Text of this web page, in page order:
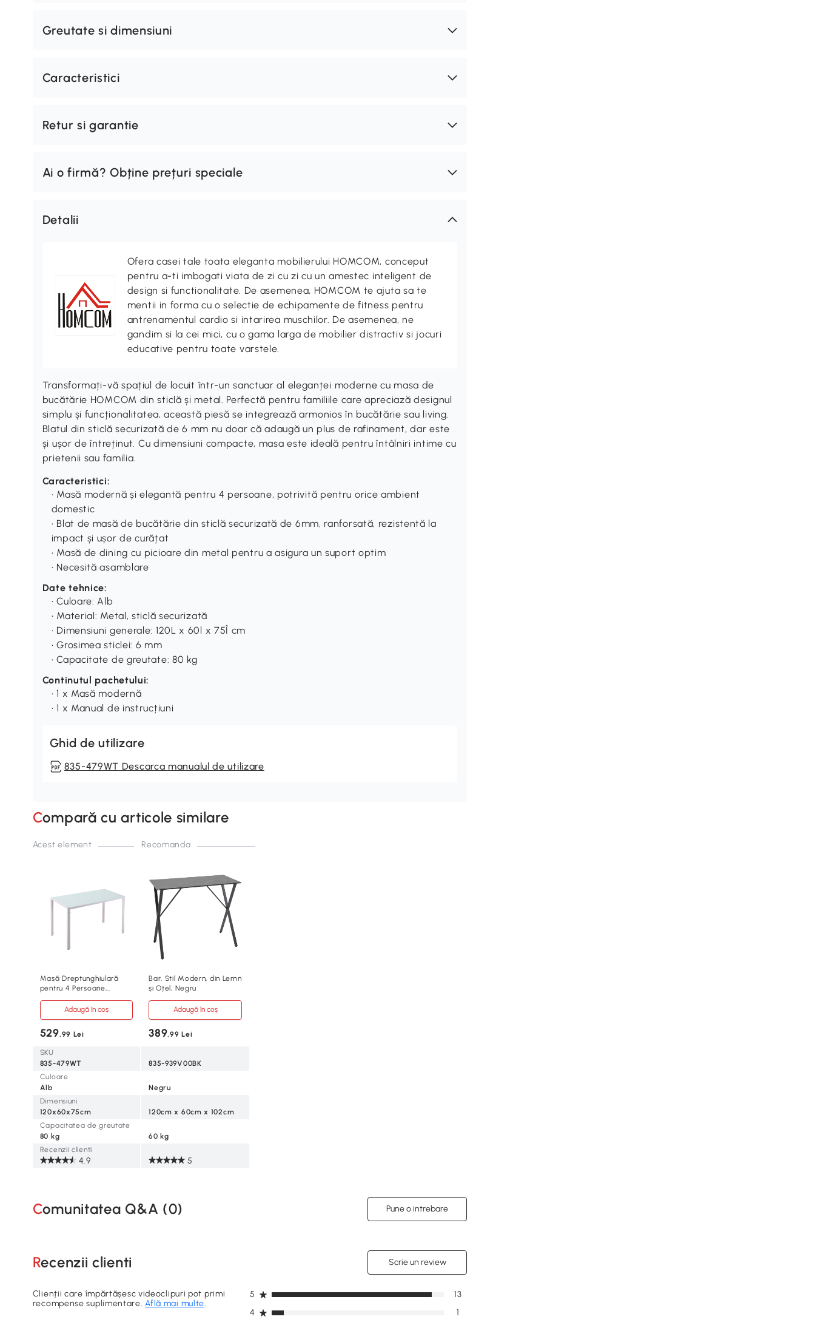
Greutate si dimensiuni
Caracteristici
Retur si garantie
Ai o firmă? Obține prețuri speciale
Detalii
Ofera casei tale toata eleganta mobilierului HOMCOM, conceput
pentru a-ti imbogati viata de zi cu zi cu un amestec inteligent de
design si functionalitate. De asemenea, HOMCOM te ajuta sa te
mentii in forma cu o selectie de echipamente de fitness pentru
antrenamentul cardio si intarirea muschilor. De asemenea, ne
gandim si la cei mici, cu o gama larga de mobilier distractiv si jocuri
educative pentru toate varstele.
Transformați-vă spațiul de locuit într-un sanctuar al eleganței moderne cu masa de
bucătărie HOMCOM din sticlă și metal. Perfectă pentru familiile care apreciază designul
simplu și funcționalitatea, această piesă se integrează armonios în bucătărie sau living.
Blatul din sticlă securizată de 6 mm nu doar că adaugă un plus de rafinament, dar este
și ușor de întreținut. Cu dimensiuni compacte, masa este ideală pentru întâlniri intime cu
prietenii sau familia.
Caracteristici:
• Masă modernă și elegantă pentru 4 persoane, potrivită pentru orice ambient
domestic
• Blat de masă de bucătărie din sticlă securizată de 6mm, ranforsată, rezistentă la
impact și ușor de curățat
• Masă de dining cu picioare din metal pentru a asigura un suport optim
• Necesită asamblare
Date tehnice:
• Culoare: Alb
• Material: Metal, sticlă securizată
• Dimensiuni generale: 120L x 60l x 75Î cm
• Grosimea sticlei: 6 mm
• Capacitate de greutate: 80 kg
Continutul pachetului:
• 1 x Masă modernă
• 1 x Manual de instrucțiuni
Ghid de utilizare
835-479WT Descarca manualul de utilizare
Compară cu articole similare
SKU
Culoare
Dimensiuni
Capacitatea de greutate
Recenzii clienti
Acest element
Masă Dreptunghiulară
pentru 4 Persoane,
Adaugă în coș
529,99 Lei
835-479WT
Alb
120x60x75cm
80 kg
4.9
Recomanda
Bar, Stil Modern, din Lemn
și Oțel, Negru
Adaugă în coș
389,99 Lei
835-939V00BK
Negru
120cm x 60cm x 102cm
60 kg
5
Comunitatea Q&A (0) Pune o intrebare
Recenzii clienti Scrie un review
Clienții care împărtășesc videoclipuri pot primi
recompense suplimentare.Află mai multe.
4
1
5 13